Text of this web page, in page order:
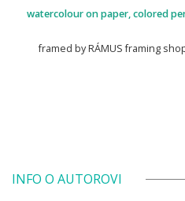
watercolour on paper, colored
framed by RÁMUS framing
INFO O AUTOROVI